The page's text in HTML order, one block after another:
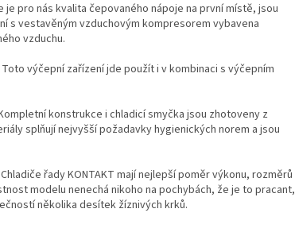
+ Dárek zdarma
je pro nás kvalita čepovaného nápoje na první místě, jsou
s vestavěným vzduchovým kompresorem vybavena
vzduchu.
výčepní zařízení jde použít i v kombinaci s výčepním
konstrukce i chladicí smyčka jsou zhotoveny z
splňují nejvyšší požadavky hygienických norem a jsou
řady KONTAKT mají nejlepší poměr výkonu, rozměrů
modelu nenechá nikoho na pochybách, že je to pracant,
několika desítek žíznivých krků.